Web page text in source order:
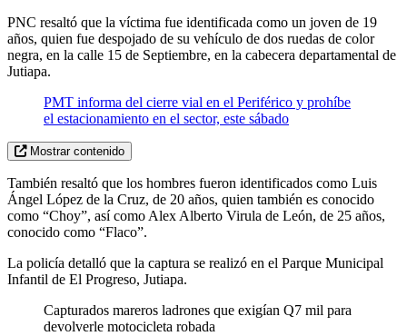
PNC resaltó que la víctima fue identificada como un joven de 19
años, quien fue despojado de su vehículo de dos ruedas de color
negra, en la calle 15 de Septiembre, en la cabecera departamental de
Jutiapa.
PMT informa del cierre vial en el Periférico y prohíbe
el estacionamiento en el sector, este sábado
Mostrar contenido
También resaltó que los hombres fueron identificados como Luis
Ángel López de la Cruz, de 20 años, quien también es conocido
como “Choy”, así como Alex Alberto Virula de León, de 25 años,
conocido como “Flaco”.
La policía detalló que la captura se realizó en el Parque Municipal
Infantil de El Progreso, Jutiapa.
Capturados mareros ladrones que exigían Q7 mil para
devolverle motocicleta robada